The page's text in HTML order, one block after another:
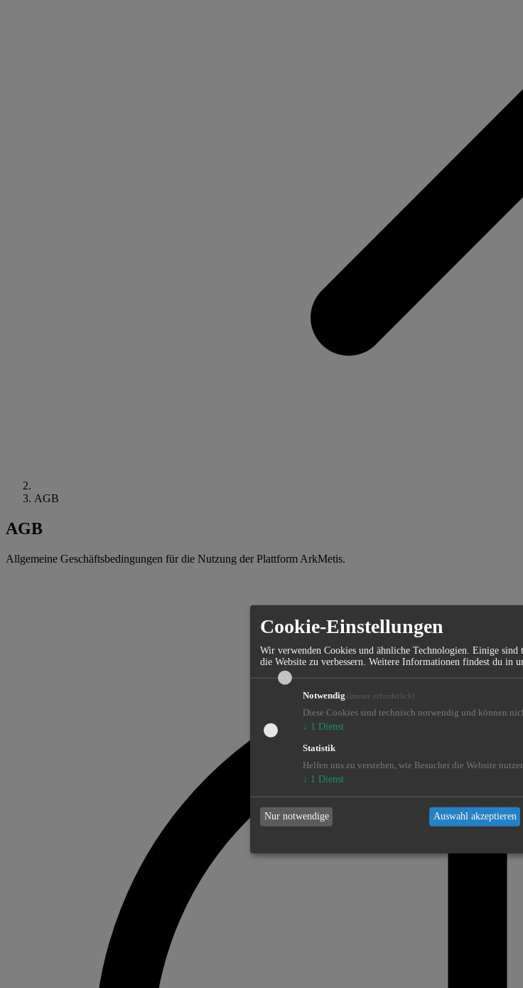
AGB
AGB
Allgemeine Geschäftsbedingungen für die Nutzung der Plattform ArkMetis.
Cookie-Einstellungen
Wir verwenden Cookies und ähnliche Technologien. Einige sind
die Website zu verbessern. Weitere Informationen findest du in
Notwendig (immer erforderlich)
Diese Cookies sind technisch notwendig und können
↓ 1 Dienst
Statistik
Helfen uns zu verstehen, wie Besucher die Website
↓ 1 Dienst
Nur notwendige Auswahl akzeptieren